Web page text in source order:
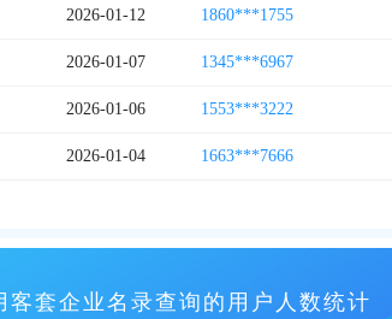
2026-01-12 1860***1755
2026-01-07 1345***6967
2026-01-06 1553***3222
2026-01-04 1663***7666
客套企业名录查询的用户人数统计